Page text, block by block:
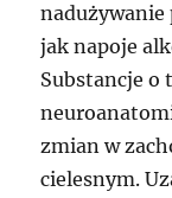
jak napoje
Substancje o
zmian w
cielesnym.